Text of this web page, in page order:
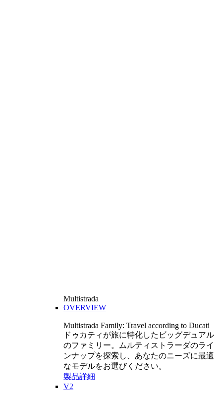
Multistrada
OVERVIEW
Multistrada Family: Travel according to Ducati
ドゥカティが旅に特化したビッグデュアル
のファミリー。ムルティストラーダのライ
ンナップを探索し、あなたのニーズに最適
なモデルをお選びください。
製品詳細
V2